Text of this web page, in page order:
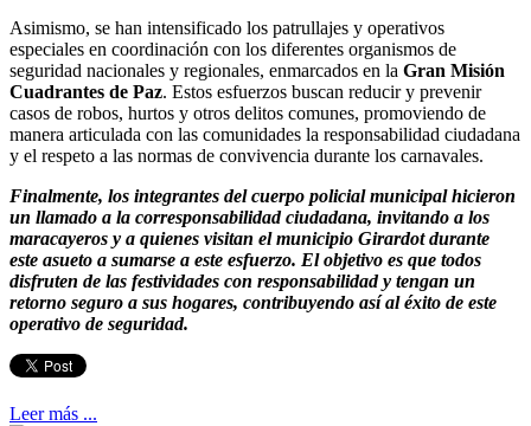
Asimismo, se han intensificado los patrullajes y operativos
especiales en coordinación con los diferentes organismos de
seguridad nacionales y regionales, enmarcados en la Gran Misión
Cuadrantes de Paz. Estos esfuerzos buscan reducir y prevenir
casos de robos, hurtos y otros delitos comunes, promoviendo de
manera articulada con las comunidades la responsabilidad ciudadana
y el respeto a las normas de convivencia durante los carnavales.
Finalmente, los integrantes del cuerpo policial municipal hicieron
un llamado a la corresponsabilidad ciudadana, invitando a los
maracayeros y a quienes visitan el municipio Girardot durante
este asueto a sumarse a este esfuerzo. El objetivo es que todos
disfruten de las festividades con responsabilidad y tengan un
retorno seguro a sus hogares, contribuyendo así al éxito de este
operativo de seguridad.
Leer más ...